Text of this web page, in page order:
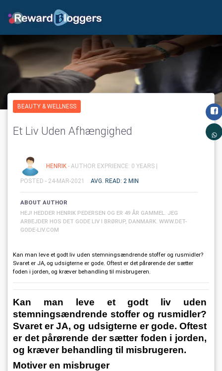
BEAUTY & WELLNESS
Et Liv Uden Afhængighed
HENRIK - AUTHOR EXPRIENCE: 0 YEARS |
POSTED - 24-MAR-2021 AVG. READ: 2 MIN
ABOUT AUTHOR
HEJ! HEDDER HENRIK PEDERSEN OG ER 49 ÅR GAMMEL. JEG
ARBEJDER HOS DET GODE LIV I BRØRUP, DANMARK. WWW.DET-
GODE-LIV.COM
Kan man leve et godt liv uden stemningsændrende stoffer og rusmidler?
Svaret er JA, og udsigterne er gode. Oftest er det pårørende der sætter
foden i jorden, og kræver behandling til misbrugeren.
Kan man leve et godt liv uden
stemningsændrende stoffer og rusmidler?
Svaret er JA, og udsigterne er gode. Oftest
er det pårørende der sætter foden i jorden,
og kræver behandling til misbrugeren.
Motiver en misbruger